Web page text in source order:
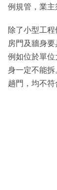
例規管，業主
除了小型工
房門及牆身
例如位於單
身一定不能
趟門，均不符